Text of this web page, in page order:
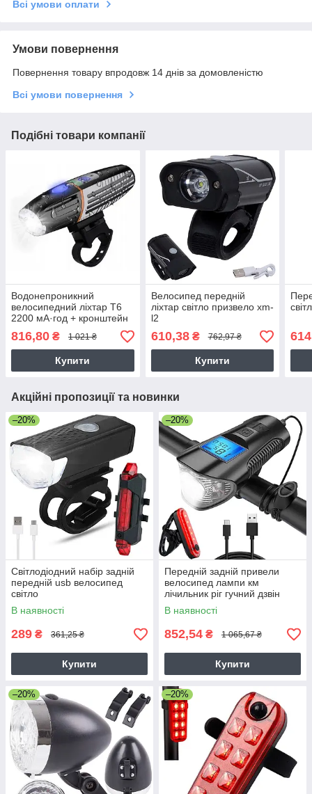
Всі умови оплати
Умови повернення
Повернення товару впродовж 14 днів за домовленістю
Всі умови повернення
Подібні товари компанії
Водонепроникний
велосипедний ліхтар T6
2200 мА·год + кронштейн
816,80 ₴ 1 021 ₴
Купити
Велосипед передній
ліхтар світло призвело xm-
l2
610,38₴ 762,97 ₴
Купити
Акційні пропозиції та новинки
–20%
Світлодіодний набір задній
передній usb велосипед
світло
В наявності
289 ₴ 361,25 ₴
Купити
–20%
Передній задній привели
велосипед лампи км
лічильник ріг гучний дзвін
3in1
В наявності
852,54 ₴ 1 065,67 ₴
Купити
–20% –20%